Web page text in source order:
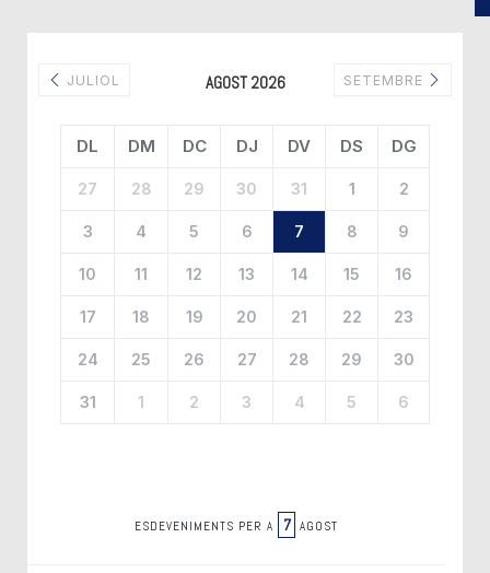
JULIOL AGOST 2026 SETEMBRE
DL DM DC DJ DV DS DG
27 28 29 30 31 1 2
3 4 5 6 7 8 9
10 11 12 13 14 15 16
17 18 19 20 21 22 23
24 25 26 27 28 29 30
31 1 2 3 4 5 6
ESDEVENIMENTS PER A 7 AGOST